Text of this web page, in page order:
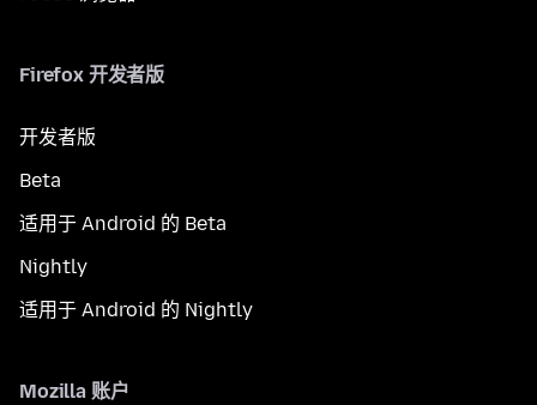
Firefox 开发者版
开发者版
Beta
适用于 Android 的 Beta
Nightly
适用于 Android 的 Nightly
Mozilla 账户